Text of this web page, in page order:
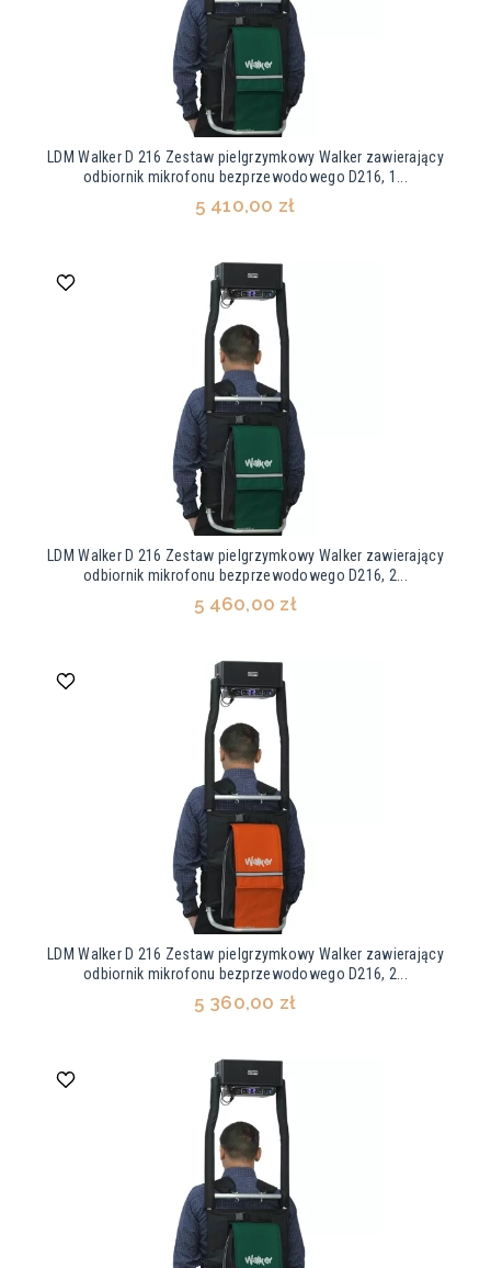
LDM Walker D 216 Zestaw pielgrzymkowy Walker zawierający
odbiornik mikrofonu bezprzewodowego D216, 1...
5 410,00 zł
LDM Walker D 216 Zestaw pielgrzymkowy Walker zawierający
odbiornik mikrofonu bezprzewodowego D216, 2...
5 460,00 zł
LDM Walker D 216 Zestaw pielgrzymkowy Walker zawierający
odbiornik mikrofonu bezprzewodowego D216, 2...
5 360,00 zł